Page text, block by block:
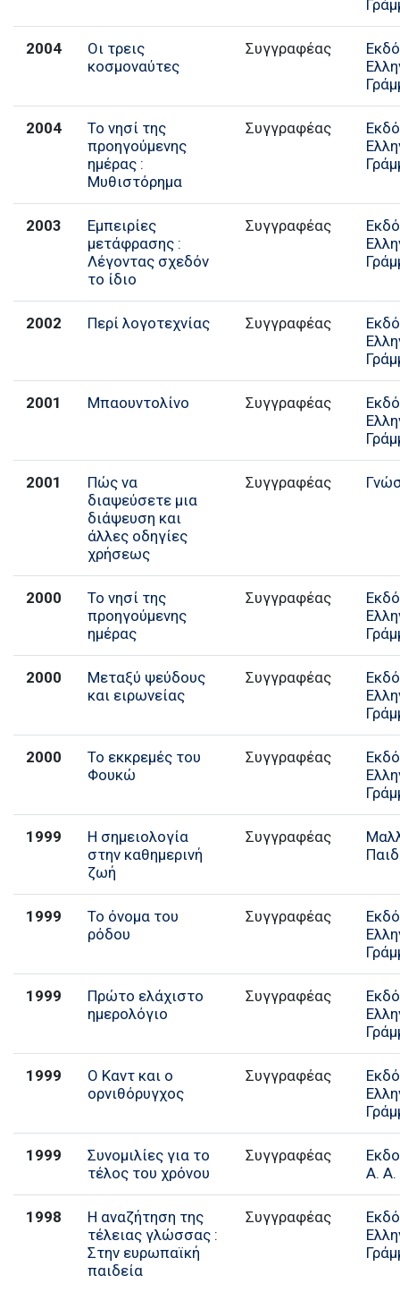
2004
Οι τρεις
κοσμοναύτες
Συγγραφέας
2004
Το νησί της
προηγούμενης
ημέρας :
Μυθιστόρημα
Συγγραφέας
2003
Εμπειρίες
μετάφρασης :
Λέγοντας σχεδόν
το ίδιο
Συγγραφέας
2002 Περί λογοτεχνίας Συγγραφέας
2001 Μπαουντολίνο Συγγραφέας
2001
Πώς να
διαψεύσετε μια
διάψευση και
άλλες οδηγίες
χρήσεως
Συγγραφέας
2000
Το νησί της
προηγούμενης
ημέρας
Συγγραφέας
2000
Μεταξύ ψεύδους
και ειρωνείας
Συγγραφέας
2000
Το εκκρεμές του
Φουκώ
Συγγραφέας
1999
Η σημειολογία
στην καθημερινή
ζωή
Συγγραφέας
1999
Το όνομα του
ρόδου
Συγγραφέας
1999
Πρώτο ελάχιστο
ημερολόγιο
Συγγραφέας
1999
Ο Καντ και ο
ορνιθόρυγχος
Συγγραφέας
1999
Συνομιλίες για το
τέλος του χρόνου
Συγγραφέας
Α. Α.
1998
Η αναζήτηση της
τέλειας γλώσσας :
Στην ευρωπαϊκή
παιδεία
Συγγραφέας